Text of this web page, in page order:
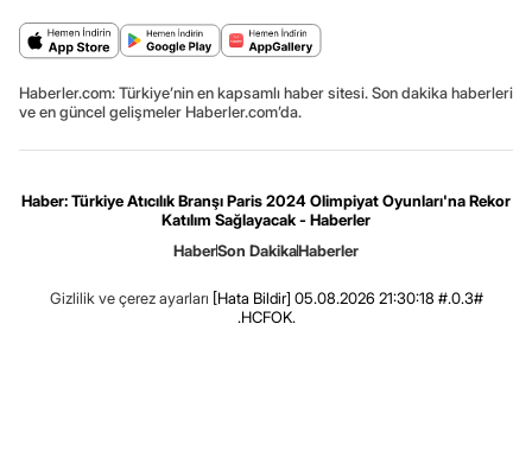
Haberler.com: Türkiye’nin en kapsamlı haber sitesi. Son dakika haberleri
ve en güncel gelişmeler Haberler.com’da.
Haber: Türkiye Atıcılık Branşı Paris 2024 Olimpiyat Oyunları'na Rekor
Katılım Sağlayacak - Haberler
HaberSon DakikaHaberler
Gizlilik ve çerez ayarları [Hata Bildir] 05.08.2026 21:30:18 #.0.3#
.HCFOK.